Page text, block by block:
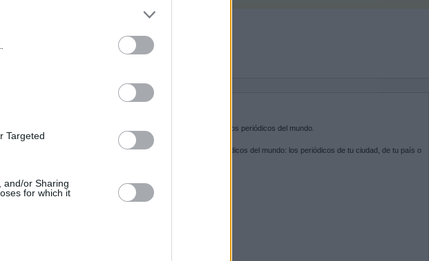
Targeted
and/or Sharing
for which it
de
SOBRE KIOSKO.NET
es la puerta de entrada a los periódicos del mundo.
Navega por las portadas de los periódicos del mundo: los periódicos de tu ciudad, de tu país o
SÍGUENOS